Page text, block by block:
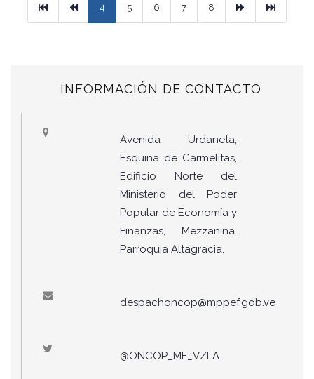
PrimeraPrevious
4 5 6 7 8 Ultimo
INFORMACIÓN DE CONTACTO
Avenida Urdaneta,
Esquina de Carmelitas,
Edificio Norte del
Ministerio del Poder
Popular de Economía y
Finanzas, Mezzanina.
Parroquia Altagracia.
despachoncop@mppef.gob.ve
@ONCOP_MF_VZLA